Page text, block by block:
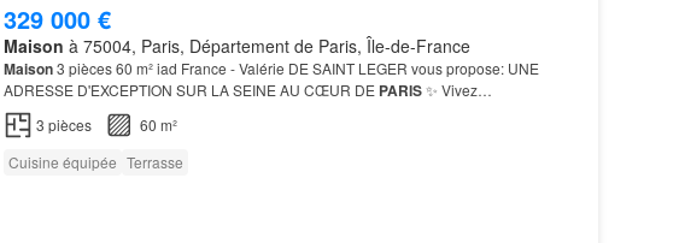
329 000 €
Maison à 75004, Paris, Département de Paris, Île-de-France
Maison3 pièces 60 m² iad France - Valérie DE SAINT LEGER vous propose: UNE
ADRESSE D'EXCEPTION SUR LA SEINE AU CŒUR DE PARIS✨ Vivez
l'inaccessible…
3 pièces
60 m²
Cuisine équipée Terrasse